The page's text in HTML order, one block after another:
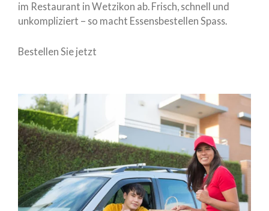
im Restaurant in Wetzikon ab. Frisch, schnell und
unkompliziert – so macht Essensbestellen Spass.
Bestellen Sie jetzt